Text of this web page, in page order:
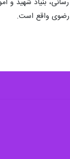
در مجموع به ۳۸